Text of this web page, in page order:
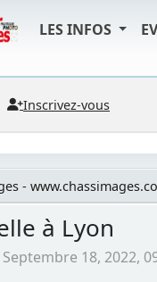
LES INFOS
Inscrivez-vous
-
à Lyon
18, 2022,